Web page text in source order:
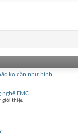
ko cần như hình
nghệ EMC
giới thiệu